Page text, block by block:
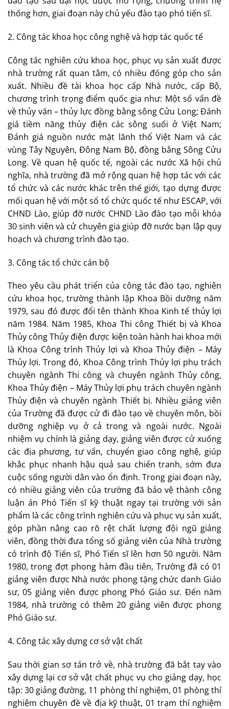
thống hơn, giai đoạn này chủ yếu đào tạo phó tiến sĩ.
2. Công tác khoa học công nghệ và hợp tác quốc tế
Công tác nghiên cứu khoa học, phục vụ sản xuất được
nhà trường rất quan tâm, có nhiều đóng góp cho sản
xuất. Nhiều đề tài khoa học cấp Nhà nước, cấp Bộ,
chương trình trọng điểm quốc gia như: Một số vấn đề
về thủy văn – thủy lực đồng bằng sông Cửu Long; Đánh
giá tiềm năng thủy điện các sông suối ở Việt Nam;
Đánh giá nguồn nước mặt lãnh thổ Việt Nam và các
vùng Tây Nguyên, Đông Nam Bộ, đồng bằng Sông Cửu
Long. Về quan hệ quốc tế, ngoài các nước Xã hội chủ
nghĩa, nhà trường đã mở rộng quan hệ hợp tác với các
tổ chức và các nước khác trên thế giới, tạo dựng được
mối quan hệ với một số tổ chức quốc tế như ESCAP, với
CHND Lào, giúp đỡ nước CHND Lào đào tạo mỗi khóa
30 sinh viên và cử chuyên gia giúp đỡ nước bạn lập quy
hoạch và chương trình đào tạo.
3. Công tác tổ chức cán bộ
Theo yêu cầu phát triển của công tác đào tạo, nghiên
cứu khoa học, trường thành lập Khoa Bồi dưỡng năm
1979, sau đó được đổi tên thành Khoa Kinh tế thủy lợi
năm 1984. Năm 1985, Khoa Thi công Thiết bị và Khoa
Thủy công Thủy điện được kiện toàn hành hai khoa mới
là Khoa Công trình Thủy lợi và Khoa Thủy điện – Máy
Thủy lợi. Trong đó, Khoa Công trình Thủy lợi phụ trách
chuyên ngành Thi công và chuyên ngành Thủy công,
Khoa Thủy điện – Máy Thủy lợi phụ trách chuyên ngành
Thủy điện và chuyên ngành Thiết bị. Nhiều giảng viên
của Trường đã được cử đi đào tạo về chuyên môn, bồi
dưỡng nghiệp vụ ở cả trong và ngoài nước. Ngoài
nhiệm vụ chính là giảng dạy, giảng viên được cử xuống
các địa phương, tư vấn, chuyển giao công nghệ, giúp
khắc phục nhanh hậu quả sau chiến tranh, sớm đưa
cuộc sống người dân vào ổn định. Trong giai đoạn này,
có nhiều giảng viên của trường đã bảo vệ thành công
luận án Phó Tiến sĩ kỹ thuật ngay tại trường với sản
phẩm là các công trình nghiên cứu và phục vụ sản xuất,
góp phần nâng cao rõ rệt chất lượng đội ngũ giảng
viên, đồng thời đưa tổng số giảng viên của Nhà trường
có trình độ Tiến sĩ, Phó Tiến sĩ lên hơn 50 người. Năm
1980, trong đợt phong hàm đầu tiên, Trường đã có 01
giảng viên được Nhà nước phong tặng chức danh Giáo
sư, 05 giảng viên được phong Phó Giáo sư. Đến năm
1984, nhà trường có thêm 20 giảng viên được phong
Phó Giáo sư.
4. Công tác xây dựng cơ sở vật chất
Sau thời gian sơ tán trở về, nhà trường đã bắt tay vào
xây dựng lại cơ sở vật chất phục vụ cho giảng dạy, học
tập: 30 giảng đường, 11 phòng thí nghiệm, 01 phòng thí
nghiệm chuyên đề về địa kỹ thuật, 01 trạm thí nghiệm